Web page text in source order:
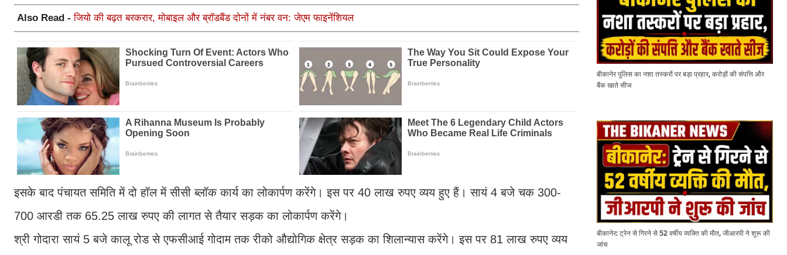
Also Read -जियो की बढ़त बरकरार, मोबाइल और ब्रॉडबैंड दोनों में नंबर वन: जेएम फाइनेंशियल
इसके बाद पंचायत समिति में दो हॉल में सीसी ब्लॉक कार्य का लोकार्पण करेंगे। इस पर 40 लाख रुपए व्यय हुए हैं। सायं 4 बजे चक 300-
700 आरडी तक 65.25 लाख रुपए की लागत से तैयार सड़क का लोकार्पण करेंगे।
श्री गोदारा सायं 5 बजे कालू रोड से एफसीआई गोदाम तक रीको औद्योगिक क्षेत्र सड़क का शिलान्यास करेंगे। इस पर 81 लाख रुपए व्यय
बीकानेर पुलिस का नशा तस्करों पर बड़ा प्रहार, करोड़ों की संपत्ति और
बैंक खाते सीज
बीकानेर: ट्रेन से गिरने से 52 वर्षीय व्यक्ति की मौत, जीआरपी ने शुरू की
जांच